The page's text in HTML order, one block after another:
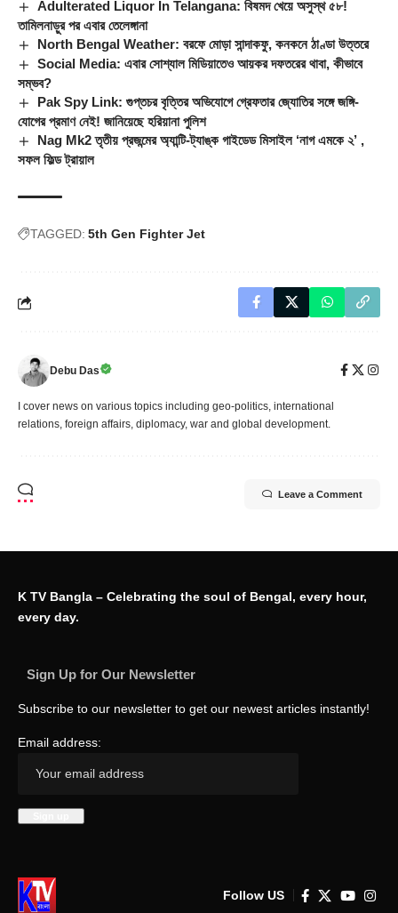
Adulterated Liquor In Telangana: বিষমদ খেয়ে অসুস্থ ৫৮!
তামিলনাড়ুর পর এবার তেলেঙ্গানা
North Bengal Weather: বরফে মোড়া সান্দাকফু, কনকনে ঠাণ্ডা উত্তরে
Social Media: এবার সোশ্যাল মিডিয়াতেও আয়কর দফতরের থাবা, কীভাবে
সম্ভব?
Pak Spy Link: গুপ্তচর বৃত্তির অভিযোগে গ্রেফতার জ্যোতির সঙ্গে জঙ্গি-
যোগের প্রমাণ নেই! জানিয়েছে হরিয়ানা পুলিশ
Nag Mk2 তৃতীয় প্রজন্মের অ্যান্টি-ট্যাঙ্ক গাইডেড মিসাইল ‘নাগ এমকে ২’ ,
সফল ফিল্ড ট্রায়াল
TAGGED: 5th Gen Fighter Jet
Debu Das
I cover news on various topics including geo-politics, international
relations, foreign affairs, diplomacy, war and global development.
Leave a Comment
K TV Bangla – Celebrating the soul of Bengal, every hour,
every day.
Sign Up for Our Newsletter
Subscribe to our newsletter to get our newest articles instantly!
Email address:
Follow US